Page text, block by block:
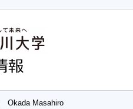
Okada Masahiro